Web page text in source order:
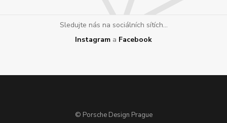
Sledujte nás na sociálních sítích...
Instagram a Facebook
© Porsche Design Prague